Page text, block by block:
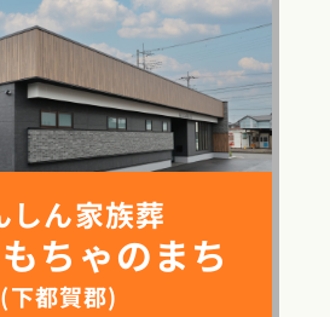
しん家族葬
ちゃのまち
(下都賀郡)